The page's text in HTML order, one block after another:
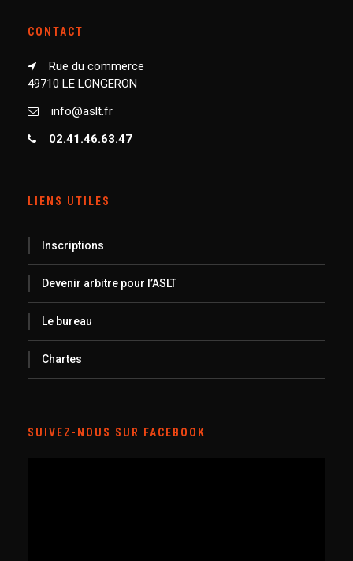
CONTACT
Rue du commerce
49710 LE LONGERON
info@aslt.fr
02.41.46.63.47
LIENS UTILES
Inscriptions
Devenir arbitre pour l’ASLT
Le bureau
Chartes
SUIVEZ-NOUS SUR FACEBOOK